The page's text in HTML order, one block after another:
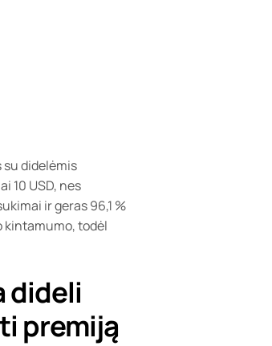
su didelėmis
10 USD, nes
ir geras 96,1 %
kintamumo, todėl
dideli
premiją